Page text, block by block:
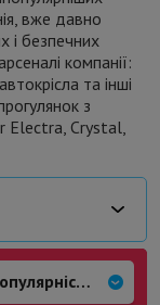
вже давно
і безпечних
компанії:
та інші
з
Electra, Crystal,